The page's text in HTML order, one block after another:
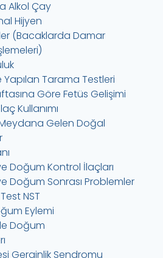
Alkol Çay
Hijyen
(Bacaklarda Damar
Tarama Testleri
Göre Fetüs Gelişimi
Kullanımı
Gelen Doğal
Doğum Kontrol İlaçları
Doğum Sonrası Problemler
NST
Eylemi
Doğum
Gerginlik Sendromu